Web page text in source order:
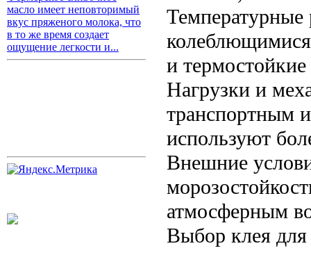
масло имеет неповторимый
вкус пряженого молока, что
в то же время создает
ощущение легкости и...
и
Нагрузки и
транспортным
используют
Внешние
атмосферным
Выбор клея